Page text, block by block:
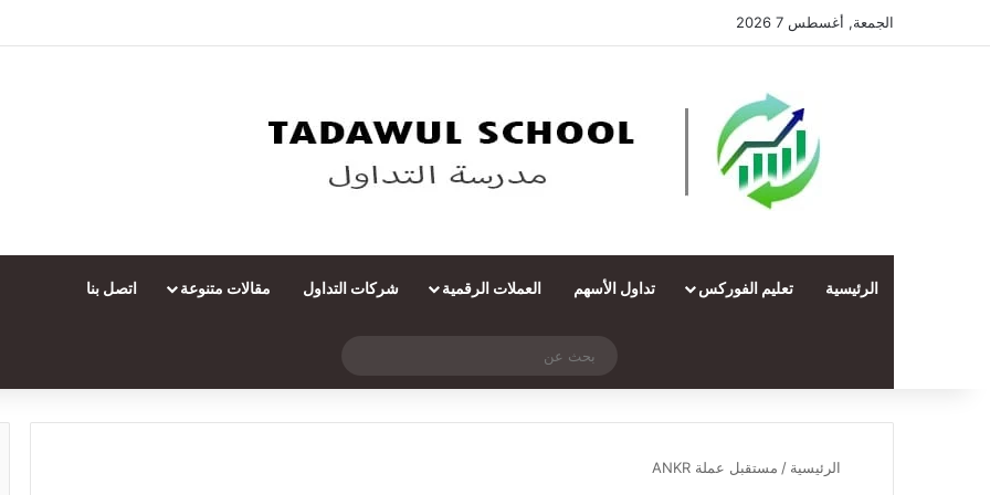
الجمعة, أغسطس 7 2026
الرئيسية تعليم الفوركس تداول الأسهم العملات الرقمية شركات التداول مقالات متنوعة اتصل بنا
تسجيل الدخول
مقال عشوائي
عن
الرئيسية / مستقبل عملة ANKR